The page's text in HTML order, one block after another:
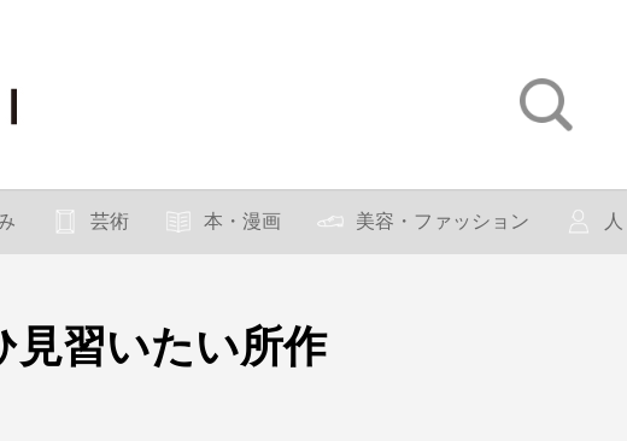
芸術 本・漫画 美容・ファッション 人
見習いたい所作